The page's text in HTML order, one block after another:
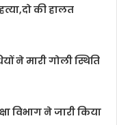
की हालत
ने मारी गोली स्थिति
विभाग ने जारी किया